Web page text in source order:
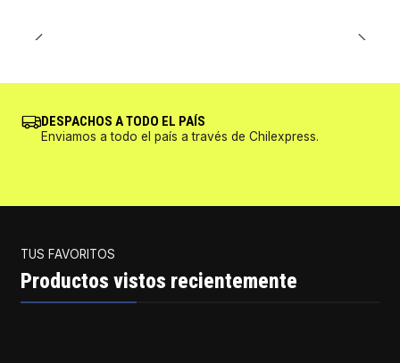
DESPACHOS A TODO EL PAÍS
Enviamos a todo el país a través de Chilexpress.
TUS FAVORITOS
Productos vistos recientemente